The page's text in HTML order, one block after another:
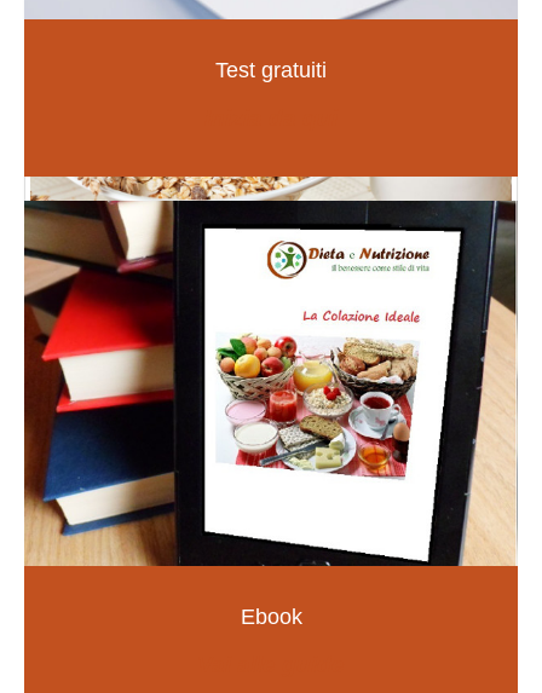
Fiori di Bach
PER LE EMOZIONI E SOMATIZZAZIONI
SCOPRI DI PIÙ
Test gratuiti
Ebook